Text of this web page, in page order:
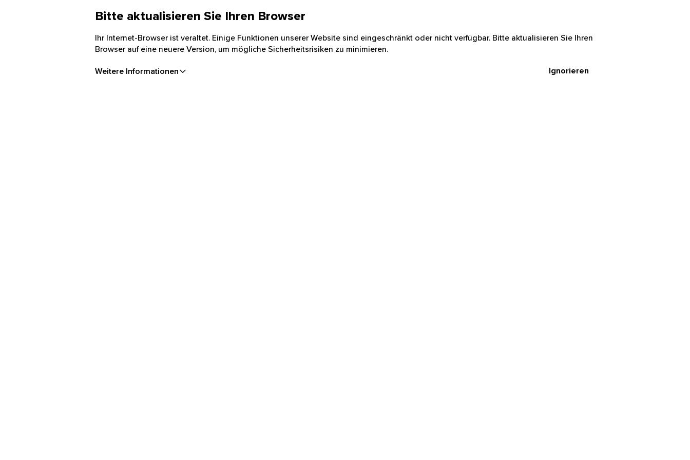
Bitte aktualisieren Sie Ihren Browser
Ihr Internet-Browser ist veraltet. Einige Funktionen unserer Website sind eingeschränkt oder nicht verfügbar. Bitte aktualisieren Sie Ihren
Browser auf eine neuere Version, um mögliche Sicherheitsrisiken zu minimieren.
Weitere Informationen Ignorieren